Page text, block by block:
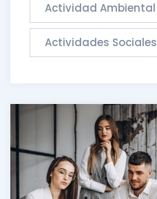
Actividad Ambiental
Actividades Sociales